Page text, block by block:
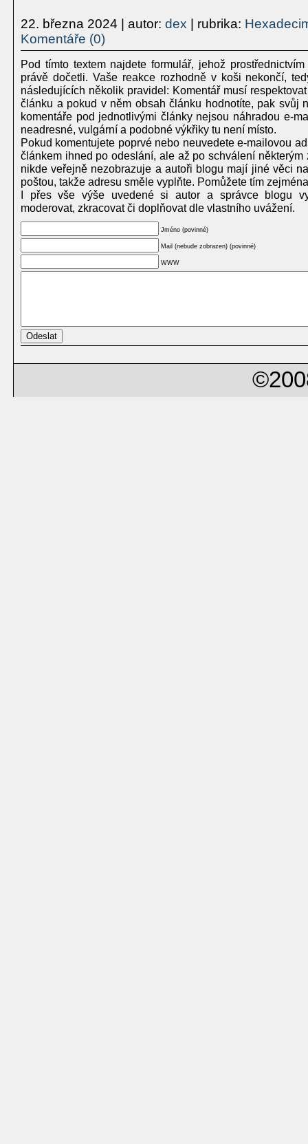
22. března 2024 | autor: dex | rubrika:
Komentáře (0)
Pod tímto textem najdete formulář, jehož
právě dočetli. Vaše reakce rozhodně v koši nekončí,
následujících několik pravidel: Komentář musí
článku a pokud v něm obsah článku hodnotíte, pak svůj
komentáře pod jednotlivými články nejsou náhradou e-
neadresné, vulgární a podobné výkřiky tu není místo.
Pokud komentujete poprvé nebo neuvedete e-mailovou
článkem ihned po odeslání, ale až po schválení
nikde veřejně nezobrazuje a autoři blogu mají jiné věci
poštou, takže adresu směle vyplňte. Pomůžete tím
I přes vše výše uvedené si autor a správce blogu
moderovat, zkracovat či doplňovat dle vlastního uvážení.
Jméno (povinné)
Mail (nebude zobrazen) (povinné)
WWW